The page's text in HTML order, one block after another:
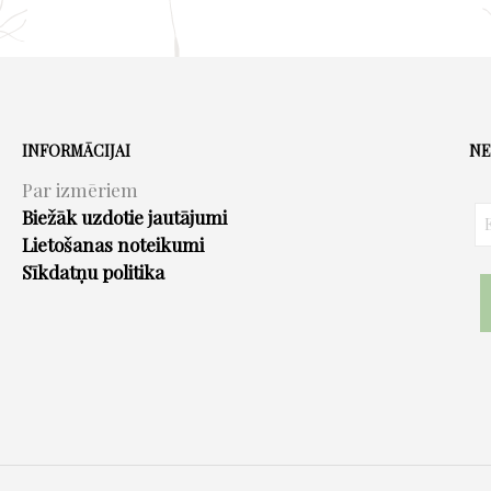
INFORMĀCIJAI
Par izmēriem
Biežāk uzdotie jautājumi
Lietošanas noteikumi
Sīkdatņu politika